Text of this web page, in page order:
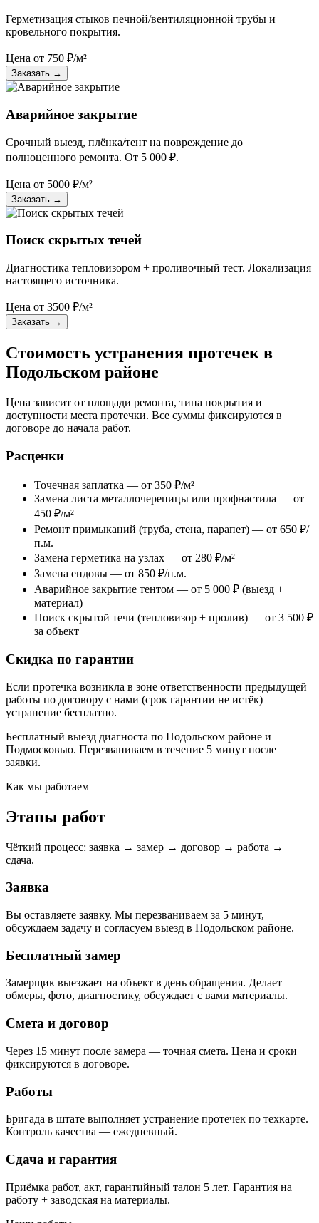
Герметизация стыков печной/вентиляционной трубы и
кровельного покрытия.
Цена от 750 ₽/м²
Заказать →
Аварийное закрытие
Срочный выезд, плёнка/тент на повреждение до
полноценного ремонта. От 5 000 ₽.
Цена от 5000 ₽/м²
Заказать →
Поиск скрытых течей
Диагностика тепловизором + проливочный тест. Локализация
настоящего источника.
Цена от 3500 ₽/м²
Заказать →
Стоимость устранения протечек в
Подольском районе
Цена зависит от площади ремонта, типа покрытия и
доступности места протечки. Все суммы фиксируются в
договоре до начала работ.
Расценки
Точечная заплатка — от 350 ₽/м²
Замена листа металлочерепицы или профнастила — от
450 ₽/м²
Ремонт примыканий (труба, стена, парапет) — от 650 ₽/
п.м.
Замена герметика на узлах — от 280 ₽/м²
Замена ендовы — от 850 ₽/п.м.
Аварийное закрытие тентом — от 5 000 ₽ (выезд +
материал)
Поиск скрытой течи (тепловизор + пролив) — от 3 500 ₽
за объект
Скидка по гарантии
Если протечка возникла в зоне ответственности предыдущей
работы по договору с нами (срок гарантии не истёк) —
устранение бесплатно.
Бесплатный выезд диагноста по Подольском районе и
Подмосковью. Перезваниваем в течение 5 минут после
заявки.
Как мы работаем
Этапы работ
Чёткий процесс: заявка → замер → договор → работа →
сдача.
Заявка
Вы оставляете заявку. Мы перезваниваем за 5 минут,
обсуждаем задачу и согласуем выезд в Подольском районе.
Бесплатный замер
Замерщик выезжает на объект в день обращения. Делает
обмеры, фото, диагностику, обсуждает с вами материалы.
Смета и договор
Через 15 минут после замера — точная смета. Цена и сроки
фиксируются в договоре.
Работы
Бригада в штате выполняет устранение протечек по техкарте.
Контроль качества — ежедневный.
Сдача и гарантия
Приёмка работ, акт, гарантийный талон 5 лет. Гарантия на
работу + заводская на материалы.